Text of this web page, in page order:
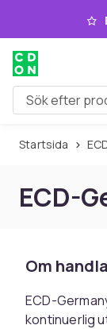
Hoppa till
Sök efter
Startsida
ECD-
Om
ECD-
kontinuerlig